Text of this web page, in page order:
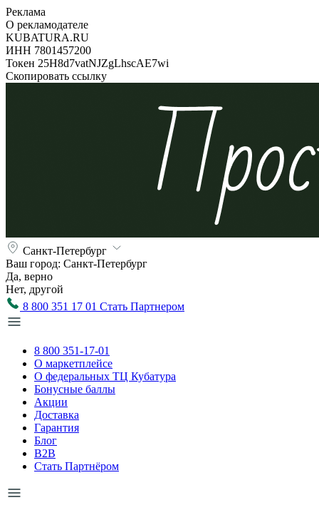
Реклама
О рекламодателе
KUBATURA.RU
ИНН 7801457200
Токен 25H8d7vatNJZgLhscAE7wi
Скопировать ссылку
Санкт-Петербург
Ваш город: Санкт-Петербург
Да, верно
Нет, другой
8 800 351 17 01 Стать Партнером
8 800 351-17-01
О маркетплейсе
О федеральных ТЦ Кубатура
Бонусные баллы
Акции
Доставка
Гарантия
Блог
B2B
Стать Партнёром